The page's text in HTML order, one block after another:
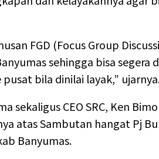
FGD (Focus Group
sehingga bisa segera
bila dinilai layak,”
sekaligus CEO SRC, Ken
atas Sambutan hangat Pj
Banyumas.